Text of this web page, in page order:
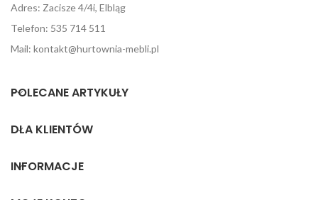
Adres: Zacisze 4/4i, Elbląg
Telefon: 535 714 511
Mail: kontakt@hurtownia-mebli.pl
POLECANE ARTYKUŁY
DLA KLIENTÓW
INFORMACJE